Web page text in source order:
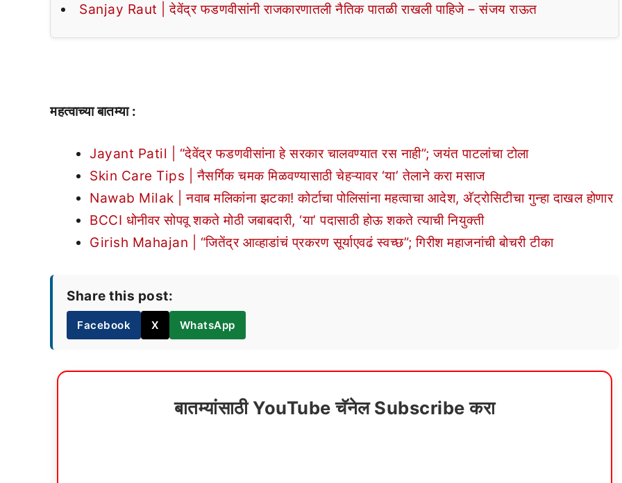
Sanjay Raut | देवेंद्र फडणवीसांनी राजकारणातली नैतिक पातळी राखली पाहिजे – संजय राऊत
महत्वाच्या बातम्या :
Jayant Patil | “देवेंद्र फडणवीसांना हे सरकार चालवण्यात रस नाही”; जयंत पाटलांचा टोला
Skin Care Tips | नैसर्गिक चमक मिळवण्यासाठी चेहऱ्यावर ‘या’ तेलाने करा मसाज
Nawab Milak | नवाब मलिकांना झटका! कोर्टाचा पोलिसांना महत्वाचा आदेश, अ‍ॅट्रोसिटीचा गुन्हा दाखल होणार
BCCI धोनीवर सोपवू शकते मोठी जबाबदारी, ‘या’ पदासाठी होऊ शकते त्याची नियुक्ती
Girish Mahajan | “जितेंद्र आव्हाडांचं प्रकरण सूर्याएवढं स्वच्छ”; गिरीश महाजनांची बोचरी टीका
Share this post:
Facebook X WhatsApp
बातम्यांसाठी YouTube चॅनेल Subscribe करा